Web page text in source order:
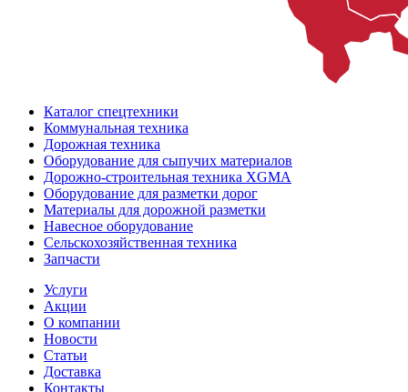
Каталог спецтехники
Коммунальная техника
Дорожная техника
Оборудование для сыпучих материалов
Дорожно-строительная техника XGMA
Оборудование для разметки дорог
Материалы для дорожной разметки
Навесное оборудование
Сельскохозяйственная техника
Запчасти
Услуги
Акции
О компании
Новости
Статьи
Доставка
Контакты